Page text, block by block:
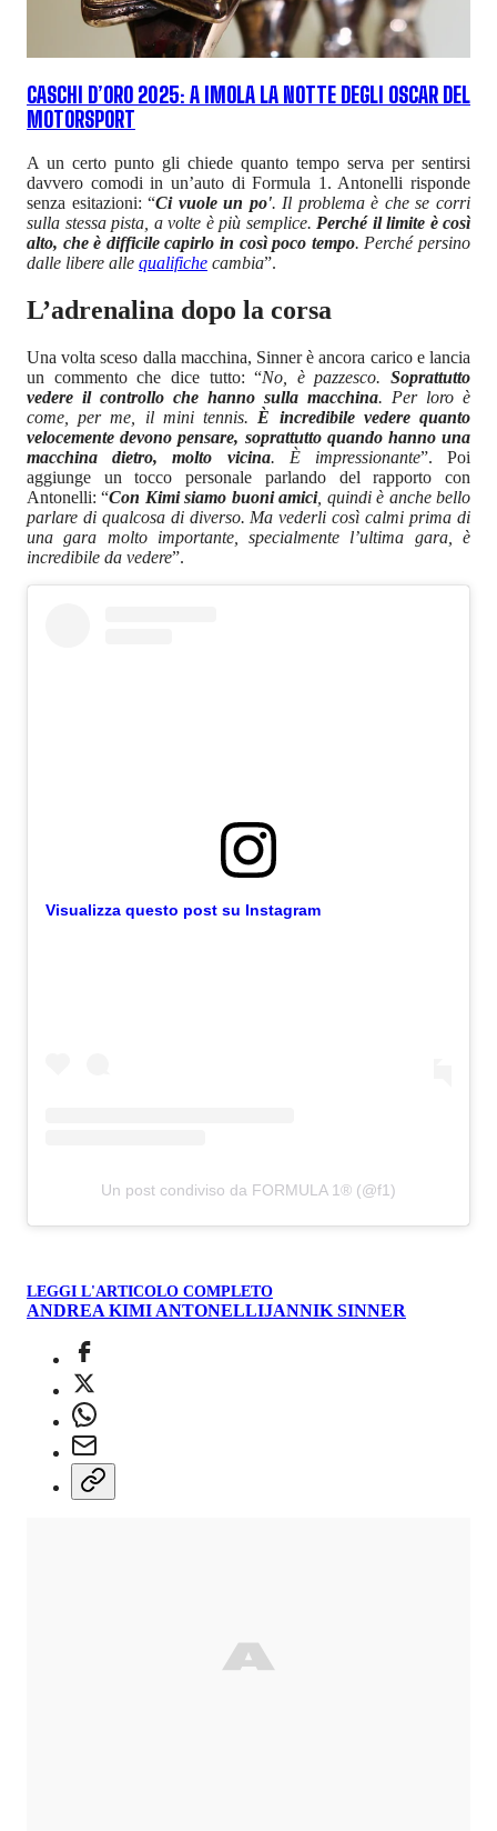
CASCHI D’ORO 2025: A IMOLA LA NOTTE DEGLI OSCAR DEL
MOTORSPORT
A un certo punto gli chiede quanto tempo serva per sentirsi
davvero comodi in un’auto di Formula 1. Antonelli risponde
senza esitazioni: “Ci vuole un po'. Il problema è che se corri
sulla stessa pista, a volte è più semplice. Perché il limite è così
alto, che è difficile capirlo in così poco tempo. Perché persino
dalle libere alle qualifiche cambia”.
L’adrenalina dopo la corsa
Una volta sceso dalla macchina, Sinner è ancora carico e lancia
un commento che dice tutto: “No, è pazzesco. Soprattutto
vedere il controllo che hanno sulla macchina. Per loro è
come, per me, il mini tennis. È incredibile vedere quanto
velocemente devono pensare, soprattutto quando hanno una
macchina dietro, molto vicina. È impressionante”. Poi
aggiunge un tocco personale parlando del rapporto con
Antonelli: “Con Kimi siamo buoni amici, quindi è anche bello
parlare di qualcosa di diverso. Ma vederli così calmi prima di
una gara molto importante, specialmente l’ultima gara, è
incredibile da vedere”.
Visualizza questo post su Instagram
Un post condiviso da FORMULA 1® (@f1)
LEGGI L'ARTICOLO COMPLETO
ANDREA KIMI ANTONELLIJANNIK SINNER